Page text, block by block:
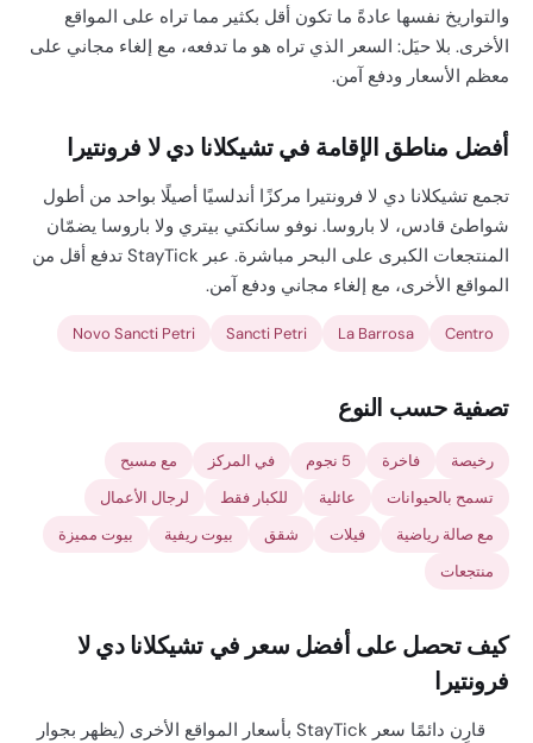
والتواريخ نفسها عادةً ما تكون أقل بكثير مما تراه على المواقع
الأخرى. بلا حيَل: السعر الذي تراه هو ما تدفعه، مع إلغاء مجاني على
معظم الأسعار ودفع آمن.
أفضل مناطق الإقامة في تشيكلانا دي لا فرونتيرا
تجمع تشيكلانا دي لا فرونتيرا مركزًا أندلسيًا أصيلًا بواحد من أطول
شواطئ قادس، لا باروسا. نوفو سانكتي بيتري ولا باروسا يضمّان
المنتجعات الكبرى على البحر مباشرة. عبر StayTick تدفع أقل من
المواقع الأخرى، مع إلغاء مجاني ودفع آمن.
Centro
La Barrosa
Sancti Petri
Novo Sancti Petri
تصفية حسب النوع
رخيصة فاخرة 5 نجوم في المركز
مع مسبح
تسمح بالحيوانات
عائلية للكبار فقط
لرجال الأعمال
مع صالة رياضية
فيلات شقق بيوت ريفية
بيوت مميزة
منتجعات
كيف تحصل على أفضل سعر في تشيكلانا دي لا
فرونتيرا
قارِن دائمًا سعر StayTick بأسعار المواقع الأخرى (يظهر بجوار